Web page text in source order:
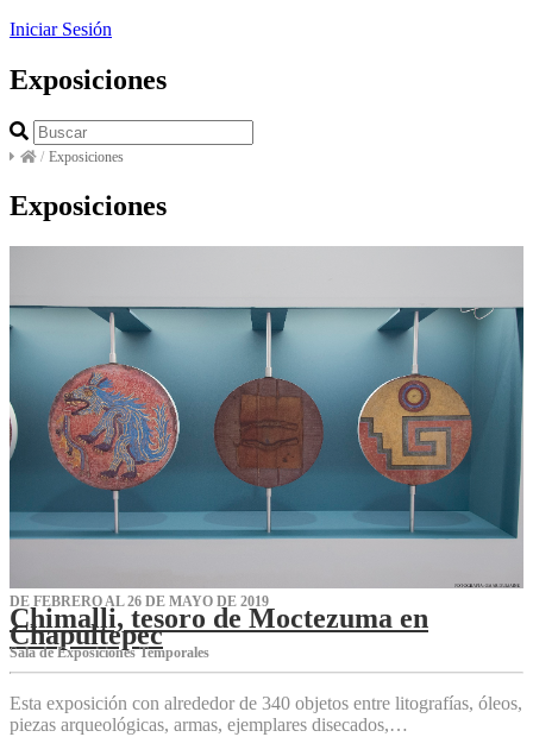
Iniciar Sesión
Exposiciones
/ Exposiciones
Exposiciones
DE FEBRERO AL 26 DE MAYO DE 2019
Chimalli, tesoro de Moctezuma en
Chapultepec
Sala de Exposiciones Temporales
Esta exposición con alrededor de 340 objetos entre litografías, óleos,
piezas arqueológicas, armas, ejemplares disecados,…